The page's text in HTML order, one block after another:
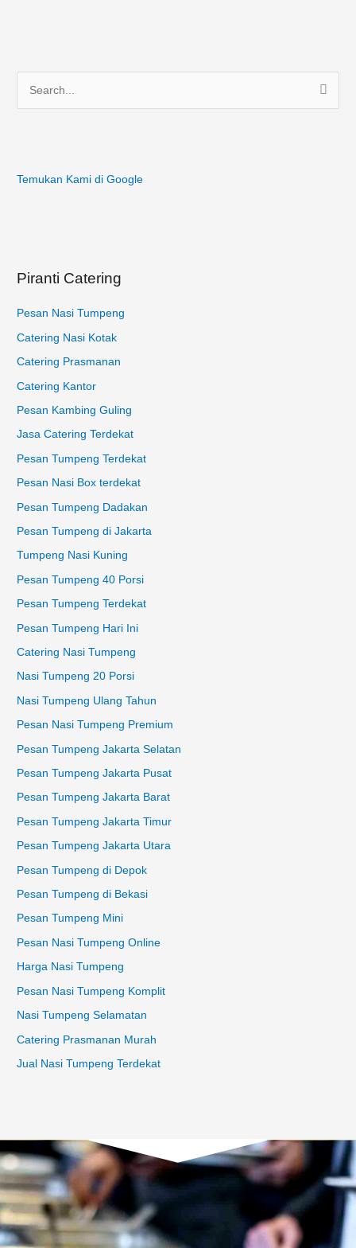
u
Temukan Kami di Google
Piranti Catering
Pesan Nasi Tumpeng
Catering Nasi Kotak
Catering Prasmanan
Catering Kantor
Pesan Kambing Guling
Jasa Catering Terdekat
Pesan Tumpeng Terdekat
Pesan Nasi Box terdekat
Pesan Tumpeng Dadakan
Pesan Tumpeng di Jakarta
Tumpeng Nasi Kuning
Pesan Tumpeng 40 Porsi
Pesan Tumpeng Terdekat
Pesan Tumpeng Hari Ini
Catering Nasi Tumpeng
Nasi Tumpeng 20 Porsi
Nasi Tumpeng Ulang Tahun
Pesan Nasi Tumpeng Premium
Pesan Tumpeng Jakarta Selatan
Pesan Tumpeng Jakarta Pusat
Pesan Tumpeng Jakarta Barat
Pesan Tumpeng Jakarta Timur
Pesan Tumpeng Jakarta Utara
Pesan Tumpeng di Depok
Pesan Tumpeng di Bekasi
Pesan Tumpeng Mini
Pesan Nasi Tumpeng Online
Harga Nasi Tumpeng
Pesan Nasi Tumpeng Komplit
Nasi Tumpeng Selamatan
Catering Prasmanan Murah
Jual Nasi Tumpeng Terdekat